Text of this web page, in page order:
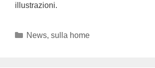
illustrazioni.
News, sulla home